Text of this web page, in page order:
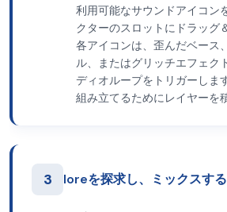
利用可能なサウンドアイコン
クターのスロットにドラッグ
各アイコンは、歪んだベース
ル、またはグリッチエフェク
ディオループをトリガーしま
組み立てるためにレイヤーを
3 loreを探求し、ミックスする